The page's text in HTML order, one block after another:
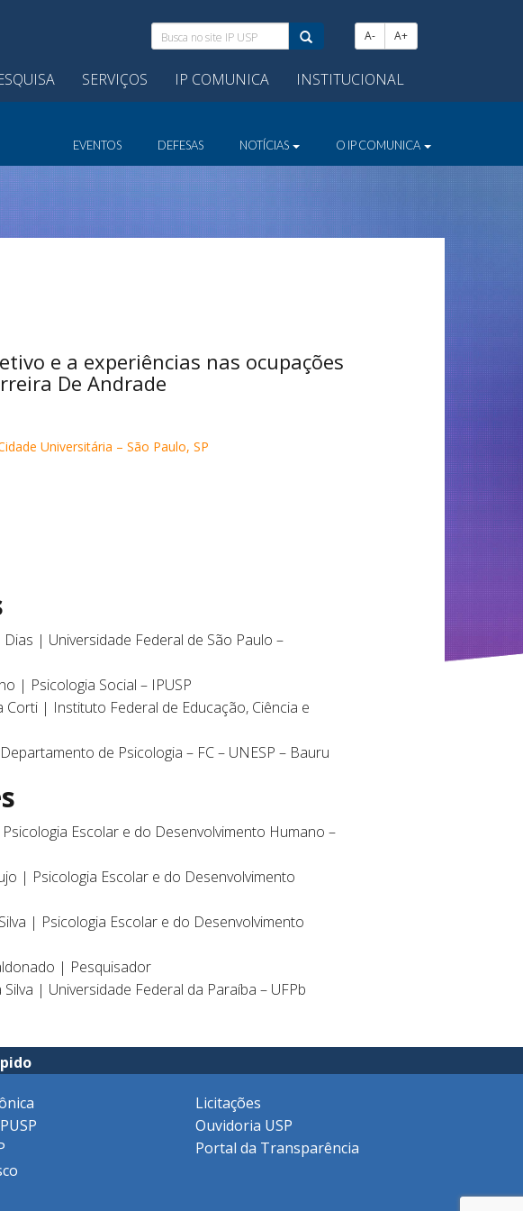
Busca
no
site
IP
A- A+
SERVIÇOS IP COMUNICA INSTITUCIONAL
EVENTOS DEFESAS NOTÍCIAS O IP COMUNICA
e a experiências nas ocupações
De Andrade
Universitária – São Paulo, SP
| Universidade Federal de São Paulo –
| Psicologia Social – IPUSP
Corti | Instituto Federal de Educação, Ciência e
de Psicologia – FC – UNESP – Bauru
Escolar e do Desenvolvimento Humano –
| Psicologia Escolar e do Desenvolvimento
| Psicologia Escolar e do Desenvolvimento
| Pesquisador
| Universidade Federal da Paraíba – UFPb
Licitações
Ouvidoria USP
Portal da Transparência